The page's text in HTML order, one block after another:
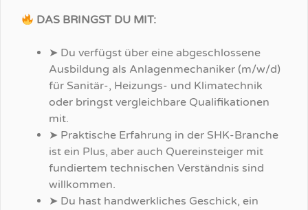
DAS BRINGST DU MIT:
➤ Du verfügst über eine abgeschlossene
Ausbildung als Anlagenmechaniker (m/w/d)
für Sanitär-, Heizungs- und Klimatechnik
oder bringst vergleichbare Qualifikationen
mit.
➤ Praktische Erfahrung in der SHK-Branche
ist ein Plus, aber auch Quereinsteiger mit
fundiertem technischen Verständnis sind
willkommen.
➤ Du hast handwerkliches Geschick, ein